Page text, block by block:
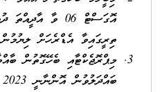
ތިރީގައިވާ އެޑްރެހަށް
މިޕްރޮޖެކްޓާއި ބެހޭގޮތުން